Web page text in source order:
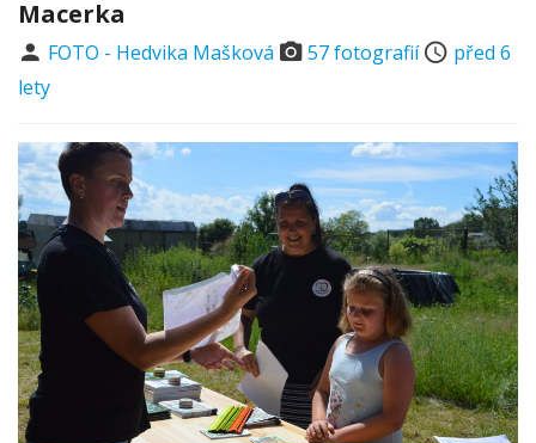
Macerka
FOTO - Hedvika Mašková 57 fotografií
před 6
lety